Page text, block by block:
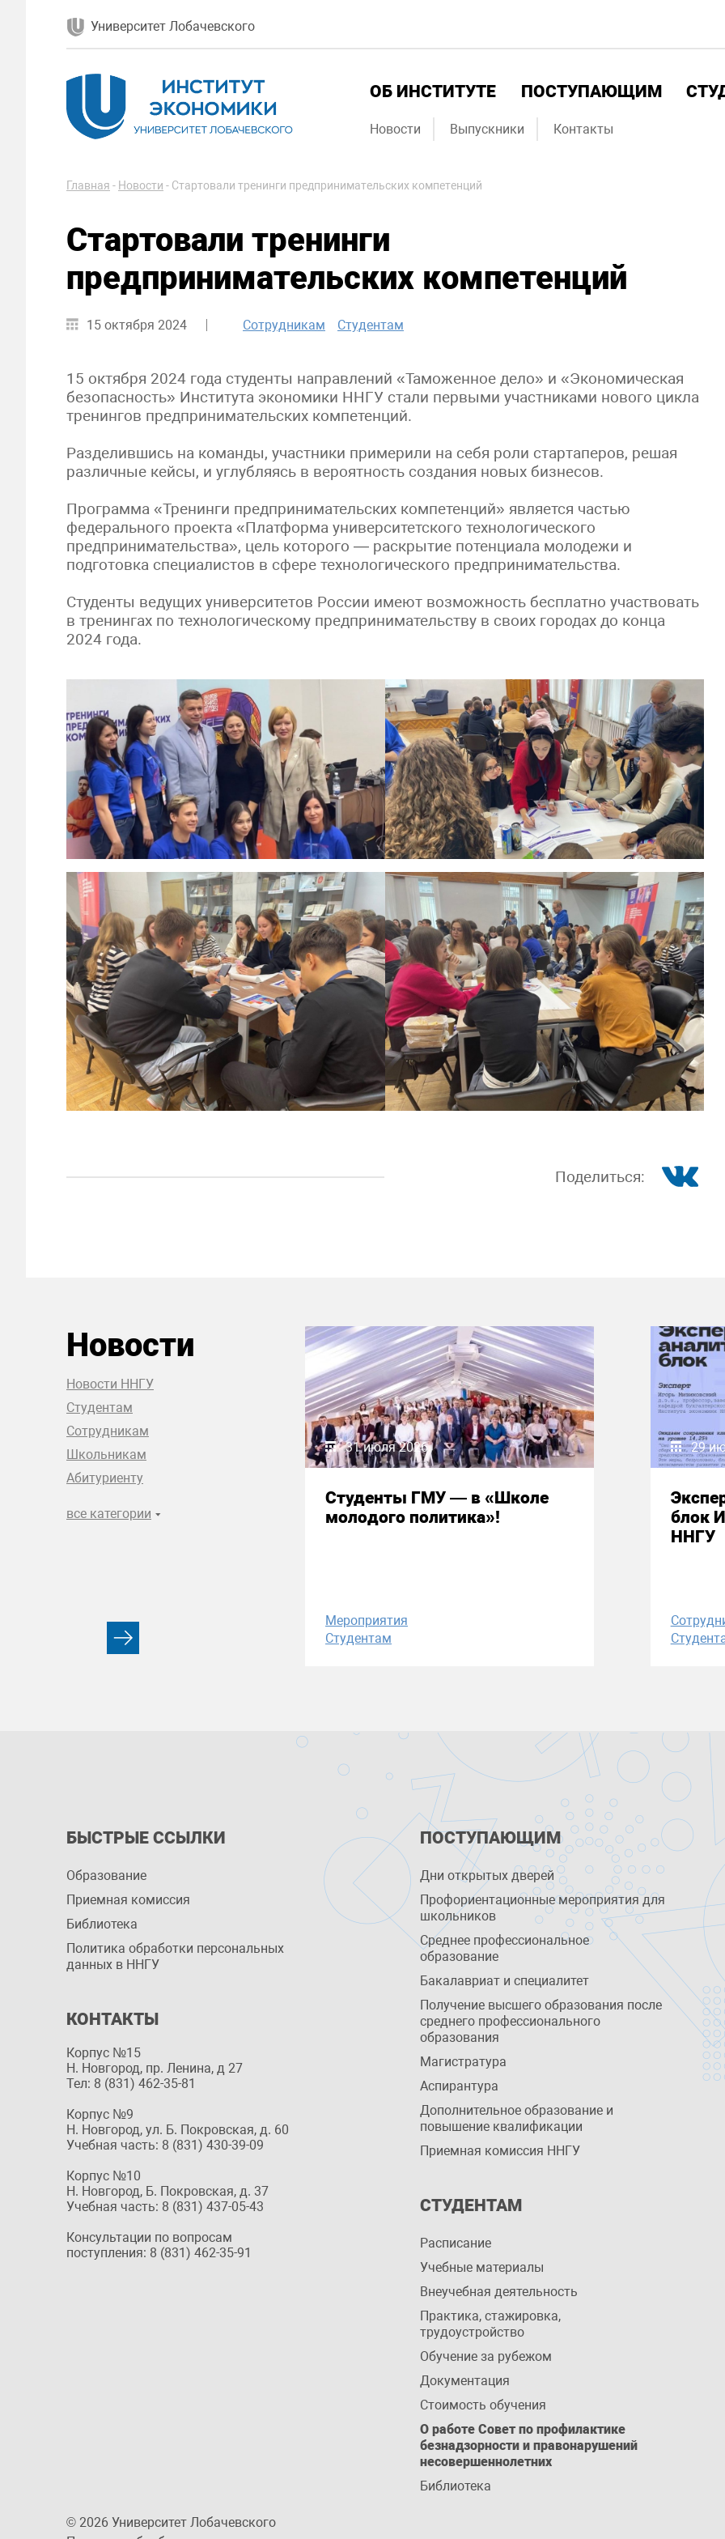
Университет Лобачевского
ОБ ИНСТИТУТЕ ПОСТУПАЮЩИМ
Новости Выпускники Контакты
Главная - Новости - Стартовали тренинги предпринимательских компетенций
Стартовали тренинги
предпринимательских компетенций
15 октября 2024 Сотрудникам Студентам
15 октября 2024 года студенты направлений «Таможенное дело» и «Экономическая
безопасность» Института экономики ННГУ стали первыми участниками нового цикла
тренингов предпринимательских компетенций.
Разделившись на команды, участники примерили на себя роли стартаперов, решая
различные кейсы, и углубляясь в вероятность создания новых бизнесов.
Программа «Тренинги предпринимательских компетенций» является частью
федерального проекта «Платформа университетского технологического
предпринимательства», цель которого — раскрытие потенциала молодежи и
подготовка специалистов в сфере технологического предпринимательства.
Студенты ведущих университетов России имеют возможность бесплатно участвовать
в тренингах по технологическому предпринимательству в своих городах до конца
2024 года.
Поделиться:
Новости
Новости ННГУ
Студентам
Сотрудникам
Школьникам
Абитуриенту
все категории
31 июля 2026
Студенты ГМУ — в «Школе
молодого политика»!
Мероприятия
Студентам
29
блок
ННГУ
БЫСТРЫЕ ССЫЛКИ
Образование
Приемная комиссия
Библиотека
Политика обработки персональных
данных в ННГУ
КОНТАКТЫ
Корпус №15
Н. Новгород, пр. Ленина, д 27
Тел: 8 (831) 462-35-81
Корпус №9
Н. Новгород, ул. Б. Покровская, д. 60
Учебная часть: 8 (831) 430-39-09
Корпус №10
Н. Новгород, Б. Покровская, д. 37
Учебная часть: 8 (831) 437-05-43
Консультации по вопросам
поступления: 8 (831) 462-35-91
ПОСТУПАЮЩИМ
Дни открытых дверей
Профориентационные мероприятия для
школьников
Среднее профессиональное
образование
Бакалавриат и специалитет
Получение высшего образования после
среднего профессионального
образования
Магистратура
Аспирантура
Дополнительное образование и
повышение квалификации
Приемная комиссия ННГУ
СТУДЕНТАМ
Расписание
Учебные материалы
Внеучебная деятельность
Практика, стажировка,
трудоустройство
Обучение за рубежом
Документация
Стоимость обучения
О работе Совет по профилактике
безнадзорности и правонарушений
несовершеннолетних
Библиотека
© 2026 Университет Лобачевского